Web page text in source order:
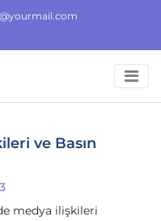
ve Basın
medya ilişkileri